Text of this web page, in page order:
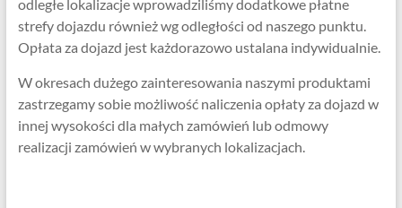
odległe lokalizacje wprowadziliśmy dodatkowe płatne
strefy dojazdu również wg odległości od naszego punktu.
Opłata za dojazd jest każdorazowo ustalana indywidualnie.
W okresach dużego zainteresowania naszymi produktami
zastrzegamy sobie możliwość naliczenia opłaty za dojazd w
innej wysokości dla małych zamówień lub odmowy
realizacji zamówień w wybranych lokalizacjach.